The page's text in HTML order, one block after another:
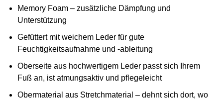
Memory Foam – zusätzliche Dämpfung und
Unterstützung
Gefüttert mit weichem Leder für gute
Feuchtigkeitsaufnahme und -ableitung
Oberseite aus hochwertigem Leder passt sich Ihrem
Fuß an, ist atmungsaktiv und pflegeleicht
Obermaterial aus Stretchmaterial – dehnt sich dort, wo